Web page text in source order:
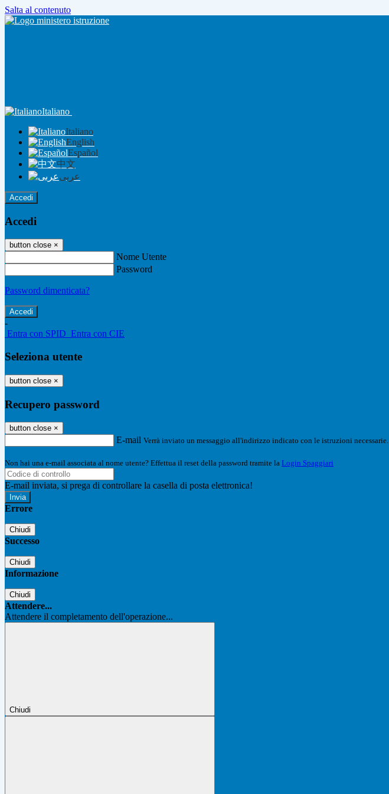
Salta al contenuto
Italiano
Italiano
English
Español
中文
عربى
Accedi
Accedi
button close ×
Nome Utente
Password
Password dimenticata?
-
Entra con SPID Entra con CIE
Seleziona utente
button close ×
Recupero password
button close ×
E-mail Verrà inviato un messaggio all'indirizzo indicato con le istruzioni necessarie.
Non hai una e-mail associata al nome utente? Effettua il reset della password tramite la Login Spaggiari
E-mail inviata, si prega di controllare la casella di posta elettronica!
Errore
Chiudi
Successo
Chiudi
Informazione
Chiudi
Attendere...
Attendere il completamento dell'operazione...
Chiudi